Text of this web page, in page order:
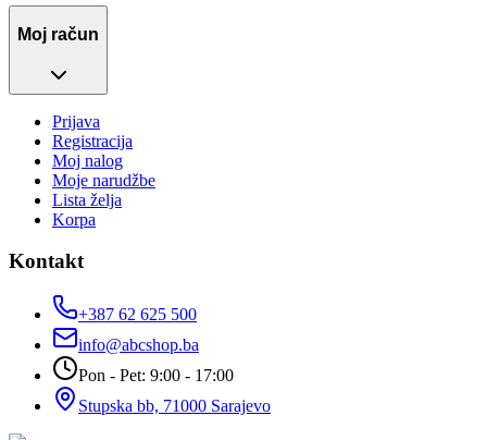
Moj račun
Prijava
Registracija
Moj nalog
Moje narudžbe
Lista želja
Korpa
Kontakt
+387 62 625 500
info@abcshop.ba
Pon - Pet: 9:00 - 17:00
Stupska bb, 71000 Sarajevo